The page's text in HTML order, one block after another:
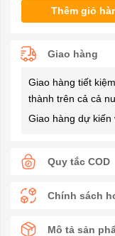
Thêm giỏ
Giao hàng
Giao hàng tiết
thành trên cả cả
Giao hàng dự kiến
Quy tắc COD
Chính sách
Mô tả sản